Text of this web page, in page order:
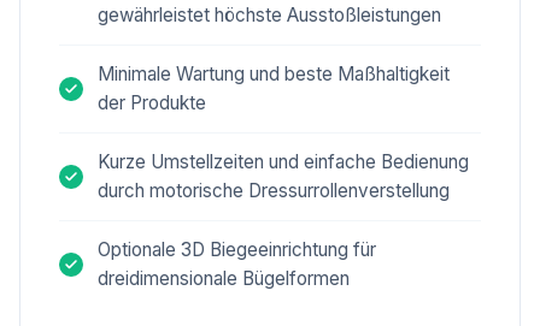
gewährleistet höchste Ausstoßleistungen
Minimale Wartung und beste Maßhaltigkeit
der Produkte
Kurze Umstellzeiten und einfache Bedienung
durch motorische Dressurrollenverstellung
Optionale 3D Biegeeinrichtung für
dreidimensionale Bügelformen